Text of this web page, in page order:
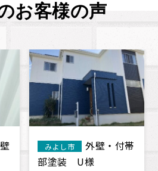
お客様の声
みよし市
外壁・付帯
部塗装 U様